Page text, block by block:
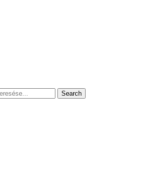
Search